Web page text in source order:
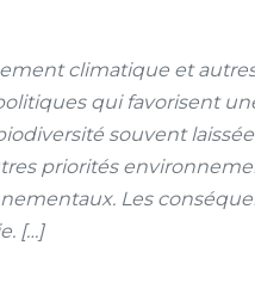
climatique et
qui favorisent
souvent
priorités
Les
[…]